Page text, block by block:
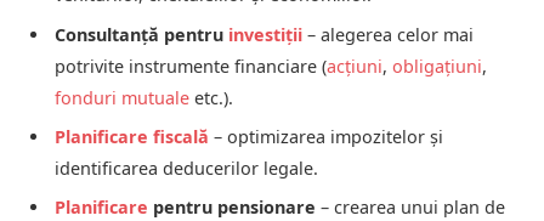
Consultanță pentru investiții – alegerea celor mai
potrivite instrumente financiare (acțiuni, obligațiuni,
fonduri mutuale etc.).
Planificare fiscală – optimizarea impozitelor și
identificarea deducerilor legale.
Planificare pentru pensionare – crearea unui plan de